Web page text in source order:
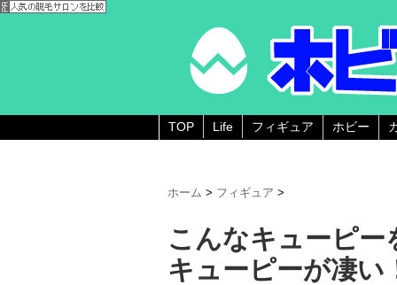
TOP Life フィギュア ホビー
ホーム > フィギュア >
こんなキューピー
キューピーが凄い